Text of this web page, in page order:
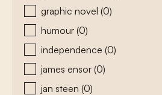
graphic novel (0)
humour (0)
independence (0)
james ensor (0)
jan steen (0)